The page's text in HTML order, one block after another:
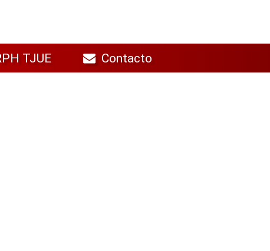
TJUE Contacto